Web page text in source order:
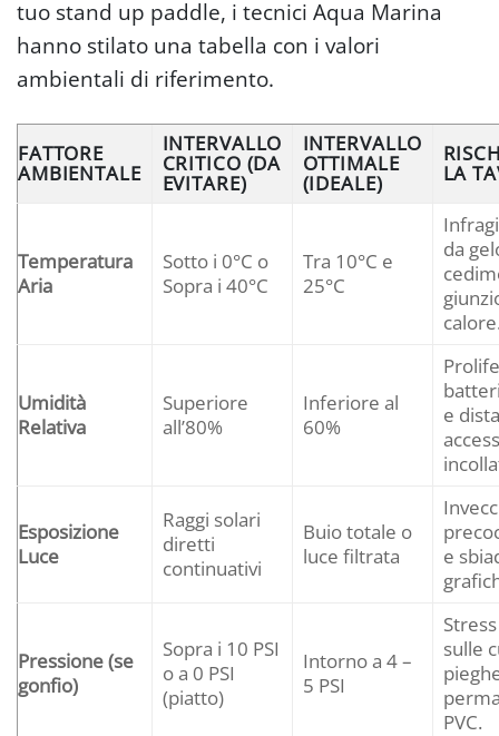
tuo stand up paddle, i tecnici Aqua Marina
hanno stilato una tabella con i valori
ambientali di riferimento.
FATTORE
AMBIENTALE
INTERVALLO
CRITICO (DA
EVITARE)
INTERVALLO
OTTIMALE
(IDEALE) LA
Temperatura
Aria
Sotto i 0°C o
Sopra i 40°C
Tra 10°C e
25°C
da
Umidità
Relativa
Superiore
all’80%
Inferiore al
60%
e
Esposizione
Luce
Raggi solari
diretti
continuativi
Buio totale o
luce filtrata
e
Pressione (se
gonfio)
Sopra i 10 PSI
o a 0 PSI
(piatto)
Intorno a 4 –
5 PSI
sulle
PVC.